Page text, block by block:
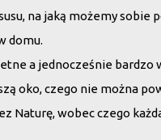
na jaką możemy
domu.
a jednocześnie
oko, czego nie można
Naturę, wobec czego